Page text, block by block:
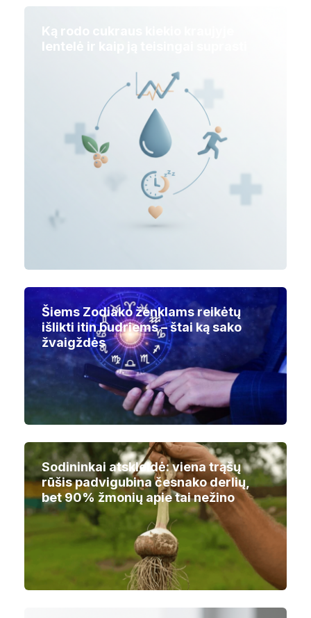
Ką rodo cukraus kiekio kraujyje
lentelė ir kaip ją teisingai suprasti
Šiems Zodiako ženklams reikėtų
išlikti itin budriems – štai ką sako
žvaigždės
Sodininkai atskleidė: viena trąšų
rūšis padvigubina česnako derlių,
bet 90% žmonių apie tai nežino